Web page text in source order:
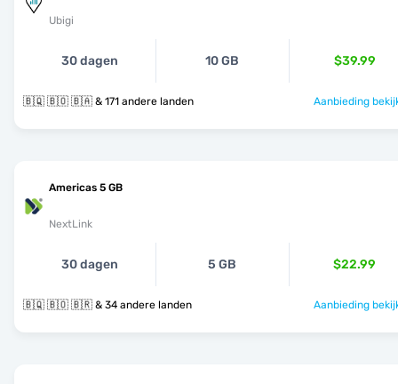
Ubigi
30 dagen 10 GB $39.99
🇧🇶 🇧🇴 🇧🇦 & 171 andere landen Aanbieding
Americas 5 GB
NextLink
30 dagen 5 GB $22.99
🇧🇶 🇧🇴 🇧🇷 & 34 andere landen Aanbieding